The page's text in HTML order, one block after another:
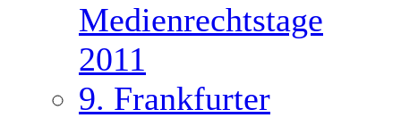
Medienrechtstage
2011
9. Frankfurter